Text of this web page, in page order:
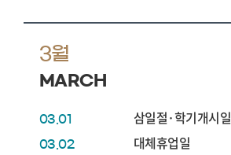
3월
MARCH
03.01 삼일절·학기개시일
03.02 대체휴업일